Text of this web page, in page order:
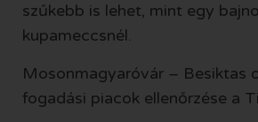
szűkebb is lehet, mint egy
kupameccsnél.
Mosonmagyaróvár – Besiktas
fogadási piacok ellenőrzése a